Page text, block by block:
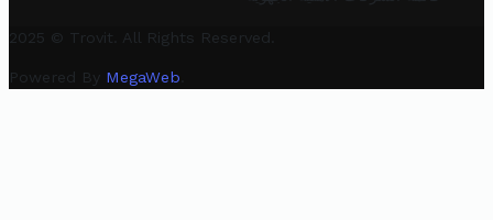
2025 © Trovit. All Rights Reserved.
Powered By MegaWeb